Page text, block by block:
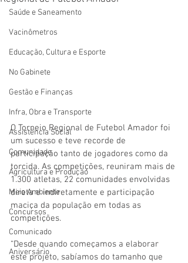
Saúde e Saneamento
Vacinômetros
Educação, Cultura e Esporte
No Gabinete
Gestão e Finanças
Infra, Obra e Transporte
Assistência Social
Comunidade
Agricultura e Produção
Meio Ambiente
Concursos
Comunicado
Aniversário
O Torneio Regional de Futebol Amador foi
um sucesso e teve recorde de
participação tanto de jogadores como da
torcida. As competições, reuniram mais de
1.300 atletas, 22 comunidades envolvidas
direta e indiretamente e participação
maciça da população em todas as
competições.
“Desde quando começamos a elaborar
este projeto, sabíamos do tamanho que